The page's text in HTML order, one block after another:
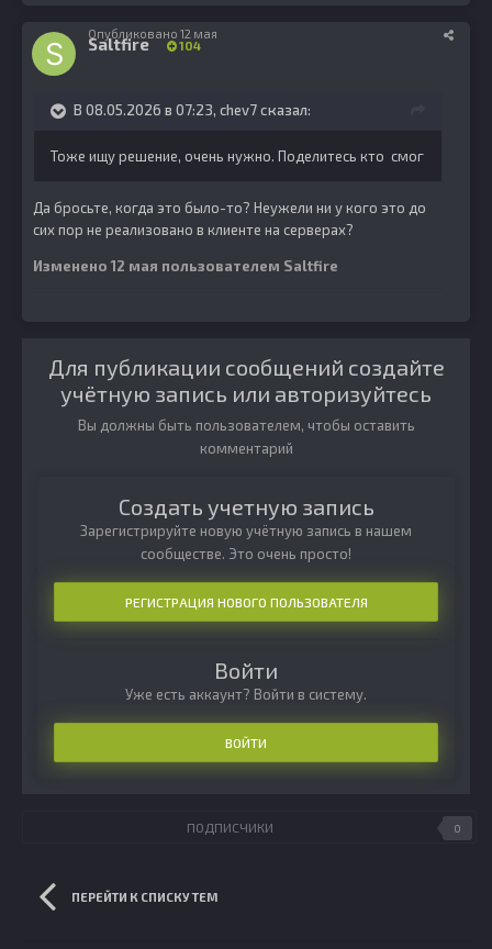
Saltfire 104
Опубликовано 12 мая
В 08.05.2026 в 07:23, chev7сказал:
Тоже ищу решение, очень нужно. Поделитесь кто смог
Да бросьте, когда это было-то? Неужели ни у кого это до
сих пор не реализовано в клиенте на серверах?
Изменено 12 мая пользователем Saltfire
Для публикации сообщений создайте
учётную запись или авторизуйтесь
Вы должны быть пользователем, чтобы оставить
комментарий
Создать учетную запись
Зарегистрируйте новую учётную запись в нашем
сообществе. Это очень просто!
РЕГИСТРАЦИЯ НОВОГО ПОЛЬЗОВАТЕЛЯ
Войти
Уже есть аккаунт? Войти в систему.
ВОЙТИ
ПОДПИСЧИКИ 0
ПЕРЕЙТИ К СПИСКУ ТЕМ